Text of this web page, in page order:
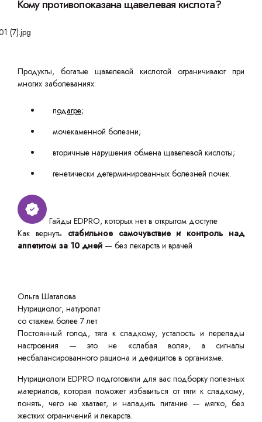
Кому противопоказана щавелевая кислота?
Продукты, богатые щавелевой кислотой ограничивают при
многих заболеваниях:
подагре;
мочекаменной болезни;
вторичные нарушения обмена щавелевой кислоты;
генетически детерминированных болезней почек.
Гайды EDPRO, которых нет в открытом доступе
Как вернуть стабильное самочувствие и контроль над
аппетитом за 10 дней — без лекарств и врачей
Ольга Шаталова
Нутрициолог, натуропат
со стажем более 7 лет
Постоянный голод, тяга к сладкому, усталость и перепады
настроения — это не «слабая воля», а сигналы
несбалансированного рациона и дефицитов в организме.
Нутрициологи EDPRO подготовили для вас подборку полезных
материалов, которая поможет избавиться от тяги к сладкому,
понять, чего не хватает, и наладить питание — мягко, без
жестких ограничений и лекарств.